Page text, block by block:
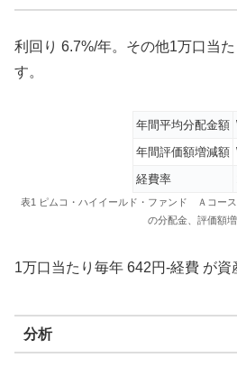
利回り 6.7%/年。その他1万口当
す。
年間平均分配金額
年間評価額増減額
経費率
表1 ピムコ・ハイイールド・ファンド Ａコー
の分配金、評価額
1万口当たり毎年 642円-経費 が資
分析